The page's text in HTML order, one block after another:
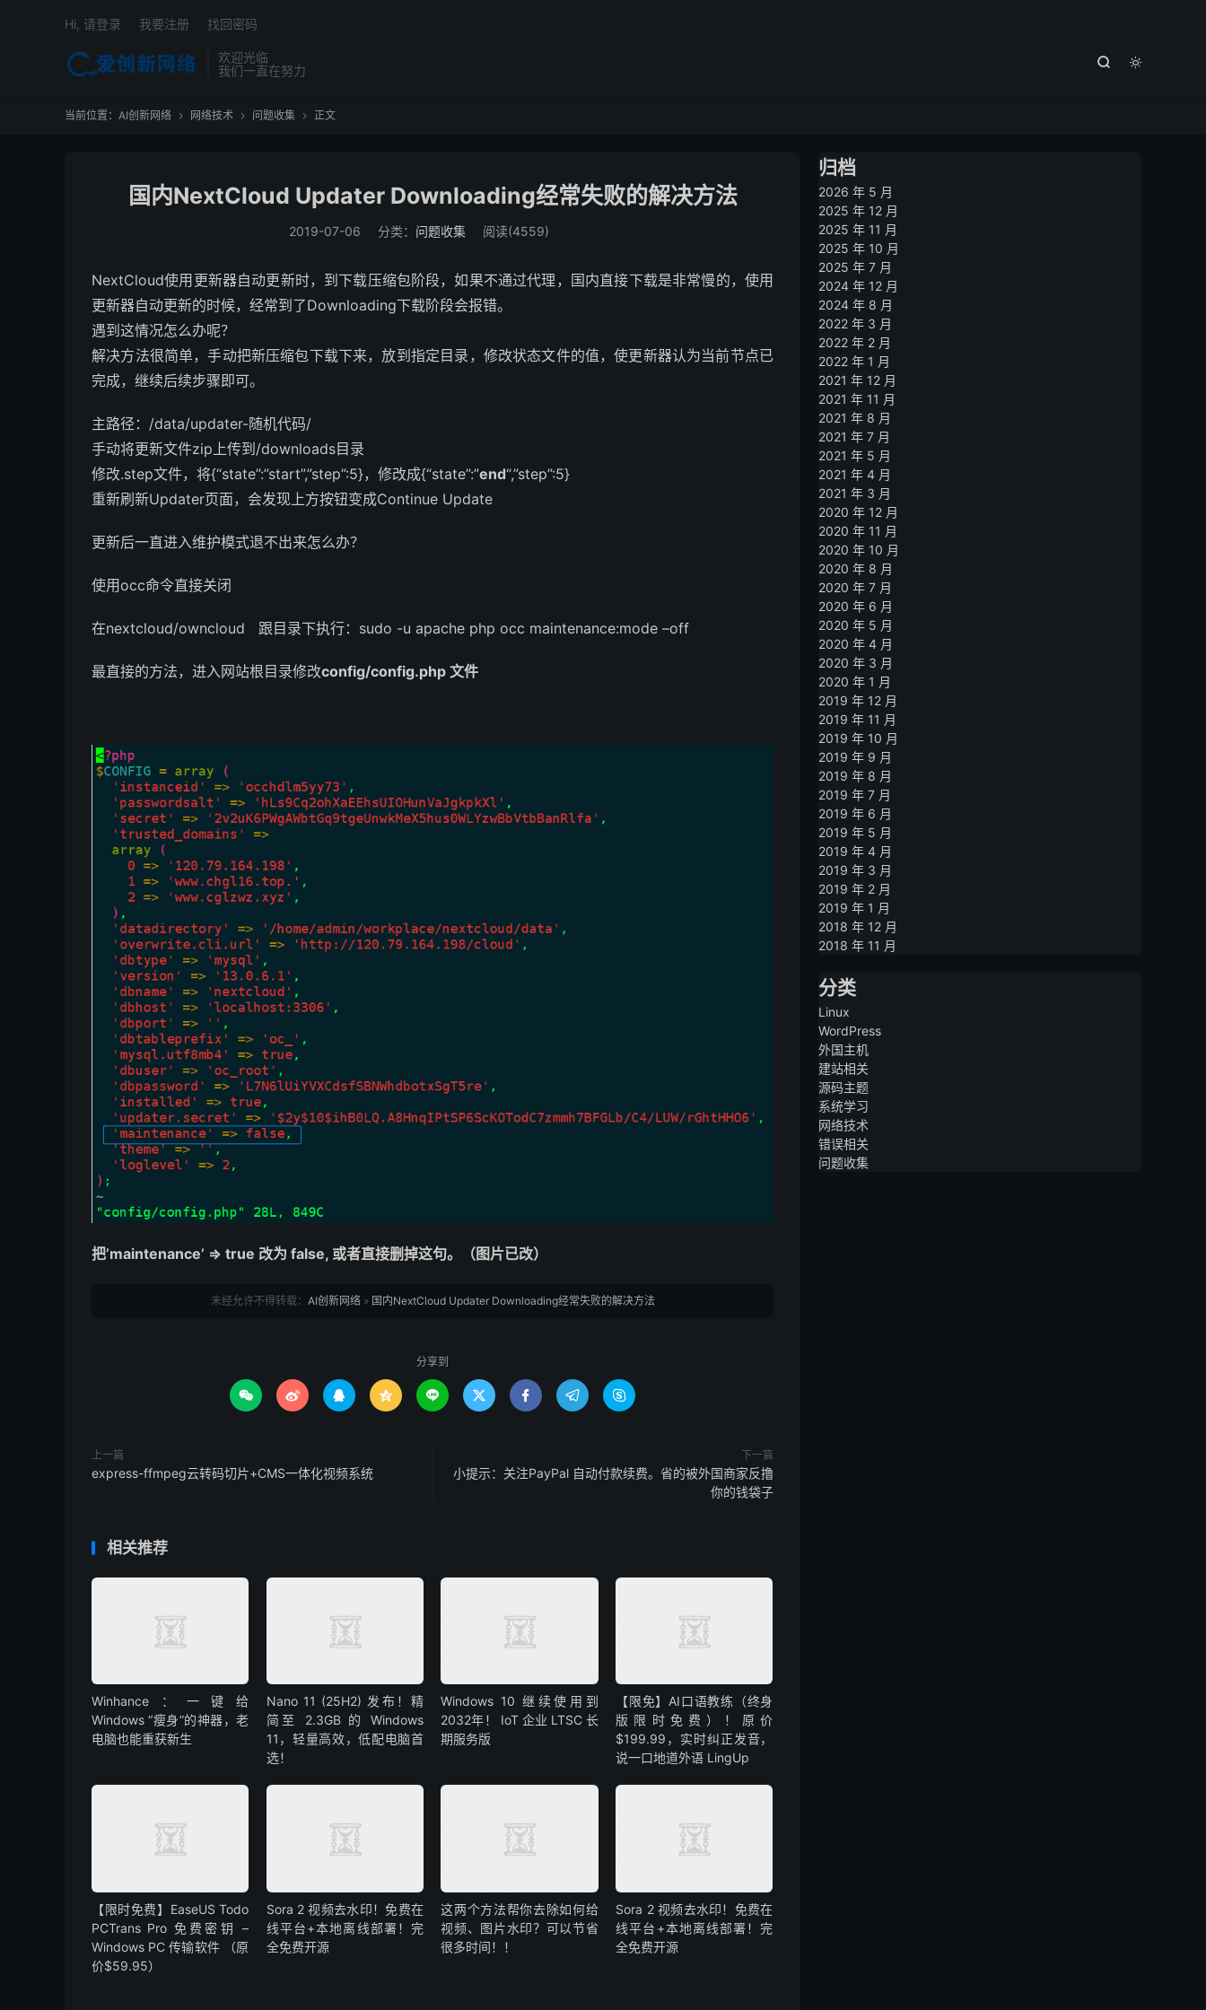
欢迎光临
我们一直在努力


Hi, 请登录 我要注册 找回密码
当前位置： AI创新网络  网络技术  问题收集  正文
国内NextCloud Updater Downloading经常失败的解决方法
2019-07-06 分类： 问题收集 阅读(4559)
NextCloud使用更新器自动更新时，到下载压缩包阶段，如果不通过代理，国内直接下载是非常慢的，使用
更新器自动更新的时候，经常到了Downloading下载阶段会报错。
遇到这情况怎么办呢？
解决方法很简单，手动把新压缩包下载下来，放到指定目录，修改状态文件的值，使更新器认为当前节点已
完成，继续后续步骤即可。
主路径：/data/updater-随机代码/
手动将更新文件zip上传到/downloads目录
修改.step文件，将{“state”:”start”,”step”:5}，修改成{“state”:”end“,”step”:5}
重新刷新Updater页面，会发现上方按钮变成Continue Update
更新后一直进入维护模式退不出来怎么办？
使用occ命令直接关闭
在nextcloud/owncloud 跟目录下执行：sudo -u apache php occ maintenance:mode –off
最直接的方法，进入网站根目录修改config/config.php 文件
把’maintenance’ => true 改为 false, 或者直接删掉这句。（图片已改）
未经允许不得转载： AI创新网络» 国内NextCloud Updater Downloading经常失败的解决方法
分享到
        
上一篇
express-ffmpeg云转码切片+CMS一体化视频系统
下一篇
小提示：关注PayPal 自动付款续费。省的被外国商家反撸
你的钱袋子
相关推荐
Winhance：一键给
Windows “瘦身”的神器，老
电脑也能重获新生
Nano 11 (25H2) 发布！精
简至 2.3GB 的 Windows
11，轻量高效，低配电脑首
选！
Windows 10 继续使用到
2032年！ IoT 企业 LTSC 长
期服务版
【限免】AI口语教练（终身
版限时免费）！原价
$199.99，实时纠正发音，
说一口地道外语 LingUp
【限时免费】EaseUS Todo
PCTrans Pro 免费密钥 –
Windows PC 传输软件 （原
价$59.95）
Sora 2 视频去水印！免费在
线平台+本地离线部署！完
全免费开源
这两个方法帮你去除如何给
视频、图片水印？可以节省
很多时间！！
Sora 2 视频去水印！免费在
线平台+本地离线部署！完
全免费开源
归档
2026 年 5 月
2025 年 12 月
2025 年 11 月
2025 年 10 月
2025 年 7 月
2024 年 12 月
2024 年 8 月
2022 年 3 月
2022 年 2 月
2022 年 1 月
2021 年 12 月
2021 年 11 月
2021 年 8 月
2021 年 7 月
2021 年 5 月
2021 年 4 月
2021 年 3 月
2020 年 12 月
2020 年 11 月
2020 年 10 月
2020 年 8 月
2020 年 7 月
2020 年 6 月
2020 年 5 月
2020 年 4 月
2020 年 3 月
2020 年 1 月
2019 年 12 月
2019 年 11 月
2019 年 10 月
2019 年 9 月
2019 年 8 月
2019 年 7 月
2019 年 6 月
2019 年 5 月
2019 年 4 月
2019 年 3 月
2019 年 2 月
2019 年 1 月
2018 年 12 月
2018 年 11 月
分类
Linux
WordPress
外国主机
建站相关
源码主题
系统学习
网络技术
错误相关
问题收集